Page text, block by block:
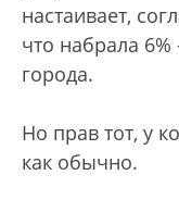
настаивает,
что набрала
города.
Но прав тот, у
как обычно.